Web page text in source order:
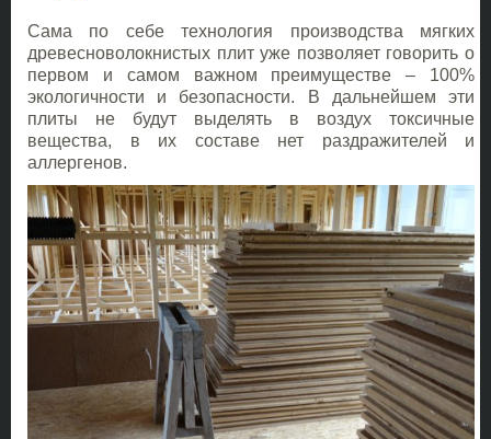
Сама по себе технология производства мягких
древесноволокнистых плит уже позволяет говорить о
первом и самом важном преимуществе – 100%
экологичности и безопасности. В дальнейшем эти
плиты не будут выделять в воздух токсичные
вещества, в их составе нет раздражителей и
аллергенов.